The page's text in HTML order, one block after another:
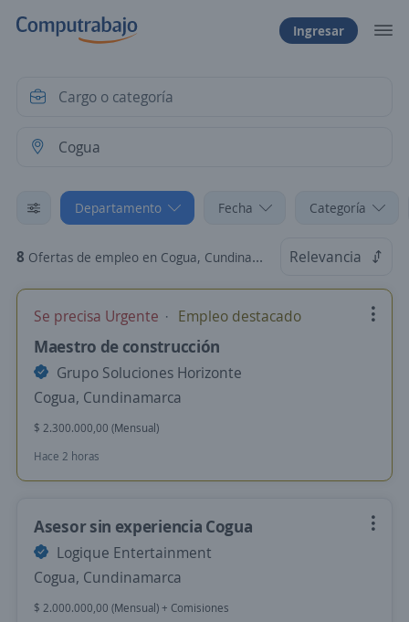
Ingresar
Departamento Fecha Categoría
8 Ofertas de empleo en Cogua, Cundinamarca Relevancia
Se precisa Urgente Empleo destacado
Maestro de construcción
Grupo Soluciones Horizonte
Cogua, Cundinamarca
$ 2.300.000,00 (Mensual)
Hace 2 horas
Asesor sin experiencia Cogua
Logique Entertainment
Cogua, Cundinamarca
$ 2.000.000,00 (Mensual) + Comisiones